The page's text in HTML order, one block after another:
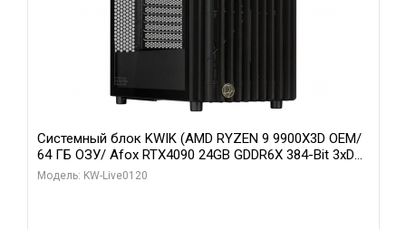
Системный блок KWIK (AMD RYZEN 9 9900X3D OEM/
64 ГБ ОЗУ/ Afox RTX4090 24GB GDDR6X 384-Bit 3xDP
HDMI ATX Turbo/ 1 ТБ SSD)
Модель: KW-Live0120